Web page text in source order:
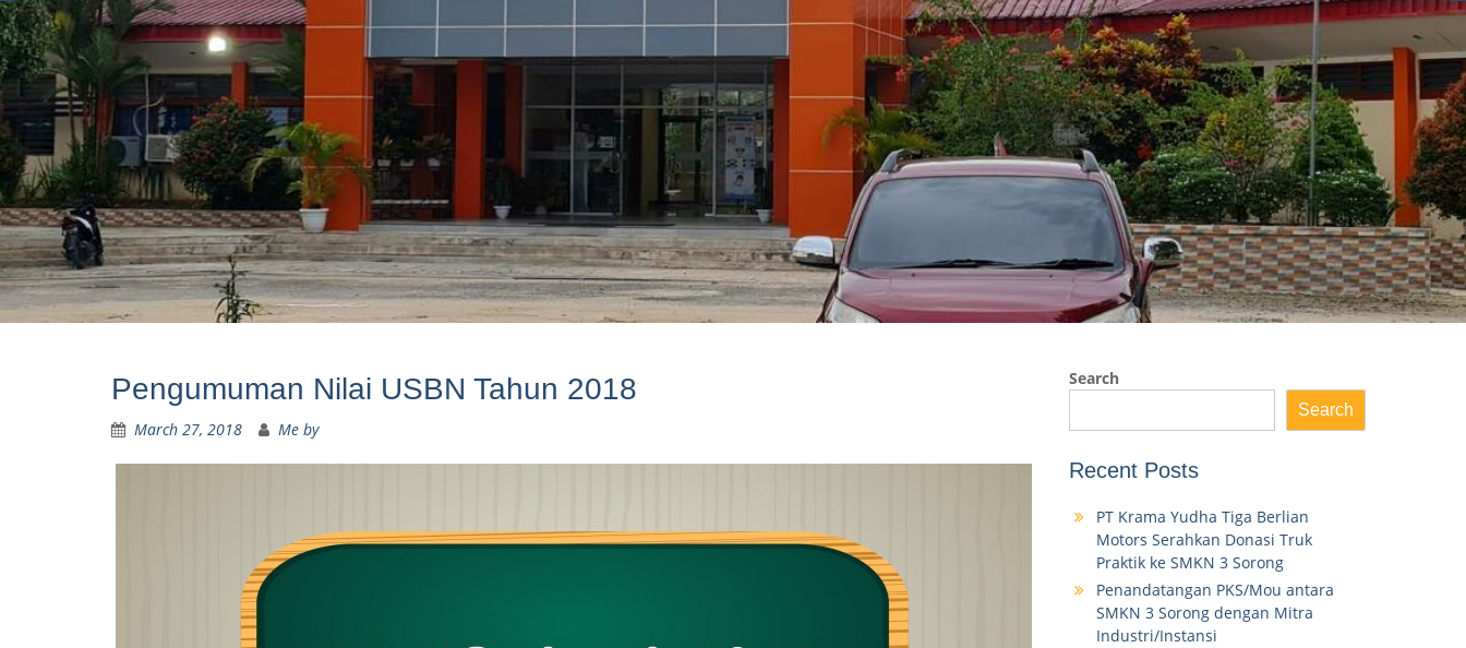
Pengumuman Nilai USBN Tahun 2018
March 27, 2018 Me by
Search
Search
Recent Posts
PT Krama Yudha Tiga Berlian
Motors Serahkan Donasi Truk
Praktik ke SMKN 3 Sorong
Penandatangan PKS/Mou antara
SMKN 3 Sorong dengan Mitra
Industri/Instansi